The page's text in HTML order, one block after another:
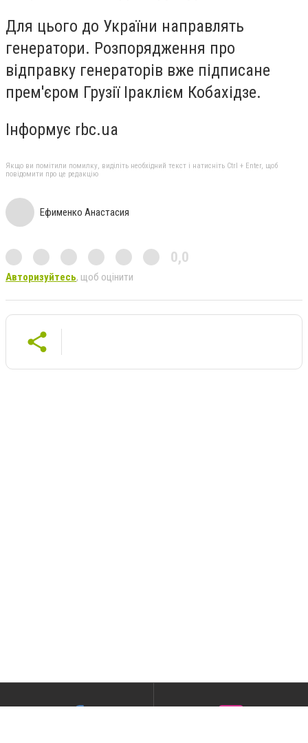
Для цього до України направлять
генератори. Розпорядження про
відправку генераторів вже підписане
прем'єром Грузії Іраклієм Кобахідзе.
Інформує rbc.ua
Якщо ви помітили помилку, виділіть необхідний текст і натисніть Ctrl + Enter, щоб
повідомити про це редакцію
Ефименко Анастасия
0,0
Авторизуйтесь, щоб оцінити